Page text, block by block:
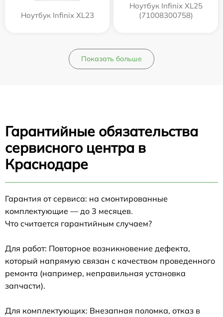
Ноутбук Infinix XL23
Ноутбук Infinix XL25
(71008300758)
Показать больше
Гарантийные обязательства
сервисного центра в
Краснодаре
Гарантия от сервиса: на смонтированные
комплектующие — до 3 месяцев.
Что считается гарантийным случаем?
Для работ: Повторное возникновение дефекта,
который напрямую связан с качеством проведенного
ремонта (например, неправильная установка
запчасти).
Для комплектующих: Внезапная поломка, отказ в